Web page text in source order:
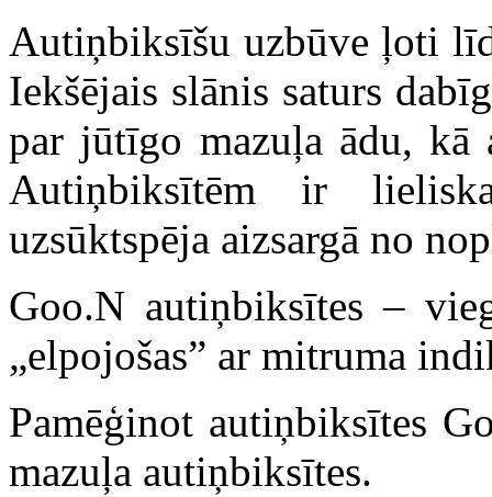
Autiņbiksīšu uzbūve ļoti
Iekšējais slānis saturs
par jūtīgo mazuļa ādu, kā
Autiņbiksītēm ir
uzsūktspēja aizsargā no
Goo.N autiņbiksītes –
„elpojošas” ar mitruma
Pamēģinot autiņbiksītes
mazuļa autiņbiksītes.